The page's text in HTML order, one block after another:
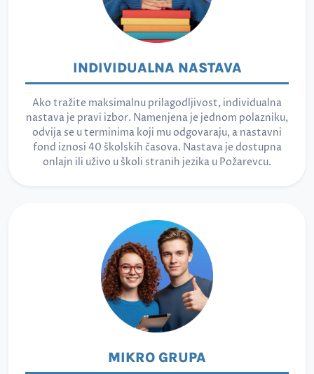
INDIVIDUALNA NASTAVA
Ako tražite maksimalnu prilagodljivost, individualna
nastava je pravi izbor. Namenjena je jednom polazniku,
odvija se u terminima koji mu odgovaraju, a nastavni
fond iznosi 40 školskih časova. Nastava je dostupna
onlajn ili uživo u školi stranih jezika u Požarevcu.
MIKRO GRUPA